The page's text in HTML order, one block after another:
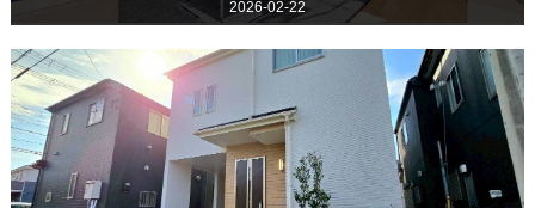
2026-02-22